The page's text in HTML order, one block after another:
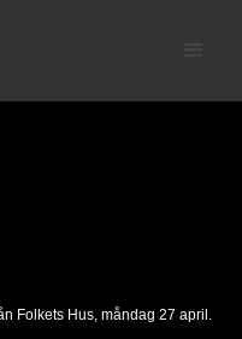
Folkets Hus, måndag 27 april.